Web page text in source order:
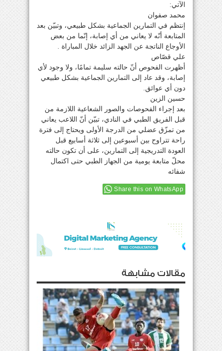
الآتي:
محمد صفوان
إنتظم في التمارين الجماعية بشكل طبيعي، وتبيّن بعد
المتابعة أنّه لا يعاني من أي إصابة، إنّما من بعض
الأوجاع الناتجة عن الجهد الزائد خلال المباراة .
علي قصّاص
أظهرت الفحوص أنّ حالته سليمة تمامًا، ولا وجود لأي
إصابة، وقد عاد إلى التمارين الجماعية بشكل طبيعي
دون أي عوائق.
حسين الزين
بعد إجراء الفحوصات والصور الشعاعية اللازمة من
قبل الفريق الطبي في النادي، تبيّن أنّ اللاعب يعاني
من تمزّق عضلي من الدرجة الأولى ويحتاج إلى فترة
راحة تتراوح بين أسبوعين إلى ثلاثة أسابيع قبل
العودة التدريجية إلى التمارين، على أن تكون حالته
محلّ متابعة يومية من الجهاز الطبي حتى اكتمال
شفائه
Share this on WhatsApp
مقالات مشابهة